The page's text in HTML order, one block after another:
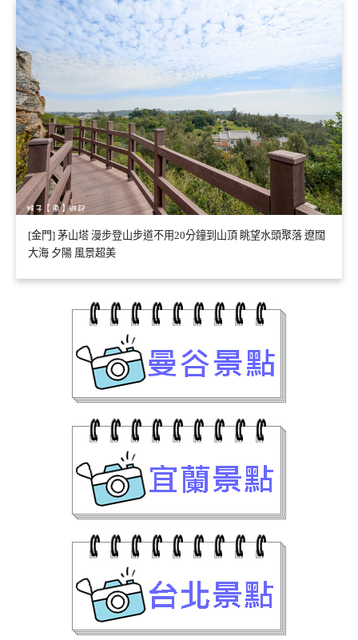
[金門] 茅山塔 漫步登山步道不用20分鐘到山頂 眺望水頭聚落 遼闊
大海 夕陽 風景超美